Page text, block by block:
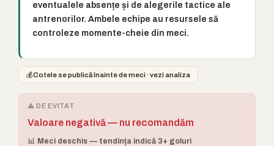
eventualele absențe și de alegerile tactice ale
antrenorilor. Ambele echipe au resursele să
controleze momente-cheie din meci.
💰Cotele se publică înainte de meci · vezi analiza
⚠️ DE EVITAT
Valoare negativă — nu recomandăm
📊 Meci deschis — tendința indică 3+ goluri